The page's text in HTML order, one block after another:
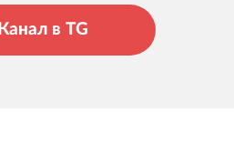
Канал в TG